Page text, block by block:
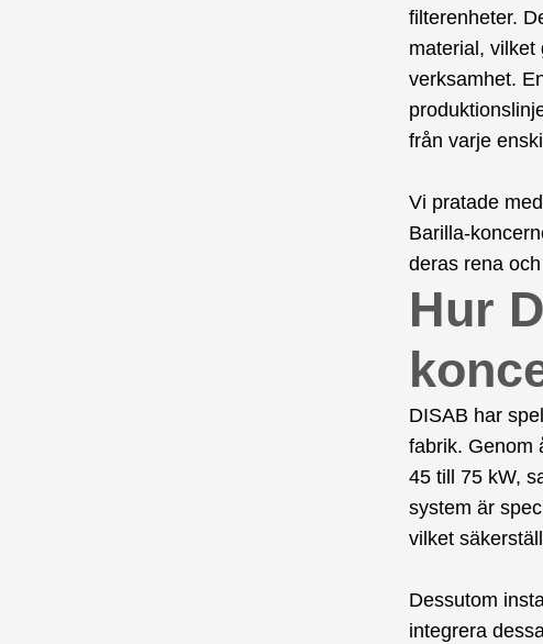
filterenheter.
material, vilket
verksamhet.
från varje
Vi pratade
Barilla-
deras rena
Hur
DISAB har
fabrik. Genom
45 till 75 kW,
system är
vilket
Dessutom
integrera